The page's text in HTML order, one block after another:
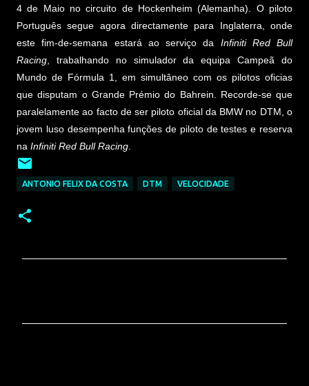
4 de Maio no circuito de Hockenheim (Alemanha). O piloto
Português segue agora directamente para Inglaterra, onde
este fim-de-semana estará ao serviço da Infiniti Red Bull
Racing , trabalhando no simulador da equipa Campeã do
Mundo de Fórmula 1, em simultâneo com os pilotos oficias
que disputam o Grande Prémio do Bahrein. Recorde-se que
paralelamente ao facto de ser piloto oficial da BMW no DTM, o
jovem luso desempenha funções de piloto de testes e reserva
na Infiniti Red Bull Racing
ANTONIO FELIX DA COSTA DTM VELOCIDADE